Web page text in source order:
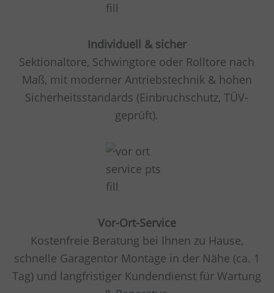
Individuell & sicher
Sektionaltore, Schwingtore oder Rolltore nach
Maß, mit moderner Antriebstechnik & hohen
Sicherheitsstandards (Einbruchschutz, TÜV-
geprüft).
Vor-Ort-Service
Kostenfreie Beratung bei Ihnen zu Hause,
schnelle Garagentor Montage in der Nähe (ca. 1
Tag) und langfristiger Kundendienst für Wartung